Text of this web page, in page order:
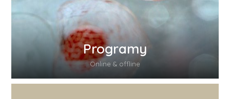
Programy
Online & offline